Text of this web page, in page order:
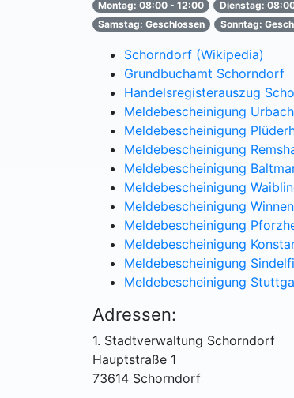
Montag: 08:00 - 12:00 Dienstag:
Samstag: Geschlossen
Sonntag:
Schorndorf (Wikipedia)
Grundbuchamt Schorndorf
Handelsregisterauszug
Meldebescheinigung Urbach
Meldebescheinigung
Meldebescheinigung
Meldebescheinigung
Meldebescheinigung
Meldebescheinigung
Meldebescheinigung
Meldebescheinigung
Meldebescheinigung
Meldebescheinigung
Adressen:
1. Stadtverwaltung Schorndorf
Hauptstraße 1
73614 Schorndorf